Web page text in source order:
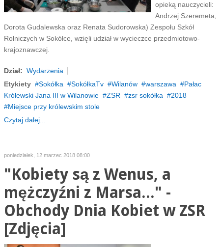
opieką nauczycieli:
Andrzej Szeremeta,
Dorota Gudalewska oraz Renata Sudorowska) Zespołu Szkół
Rolniczych w Sokółce, wzięli udział w wycieczce przedmiotowo-
krajoznawczej.
Dział: Wydarzenia
Etykiety
Sokółka SokółkaTv Wilanów warszawa
Pałac
Królewski Jana III w Wilanowie
ZSR zsr sokółka
2018
Miejsce przy królewskim stole
Czytaj dalej...
poniedziałek, 12 marzec 2018 08:00
"Kobiety są z Wenus, a
mężczyźni z Marsa..." -
Obchody Dnia Kobiet w ZSR
[Zdjęcia]